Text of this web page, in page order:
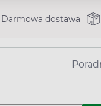
Darmowa dostawa